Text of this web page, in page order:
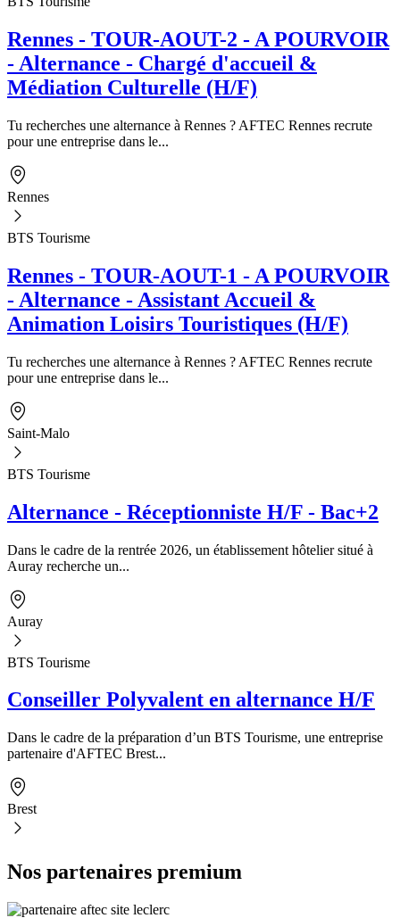
Rennes - TOUR-AOUT-2 - A POURVOIR
- Alternance - Chargé d'accueil &
Médiation Culturelle (H/F)
Tu recherches une alternance à Rennes ? AFTEC Rennes recrute
pour une entreprise dans le...
Rennes
BTS Tourisme
Rennes - TOUR-AOUT-1 - A POURVOIR
- Alternance - Assistant Accueil &
Animation Loisirs Touristiques (H/F)
Tu recherches une alternance à Rennes ? AFTEC Rennes recrute
pour une entreprise dans le...
Saint-Malo
BTS Tourisme
Alternance - Réceptionniste H/F - Bac+2
Dans le cadre de la rentrée 2026, un établissement hôtelier situé à
Auray recherche un...
Auray
BTS Tourisme
Conseiller Polyvalent en alternance H/F
Dans le cadre de la préparation d’un BTS Tourisme, une entreprise
partenaire d'AFTEC Brest...
Brest
Nos partenaires premium